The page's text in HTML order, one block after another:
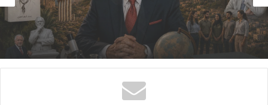
2026/07/27
لبنان فيليب سالم